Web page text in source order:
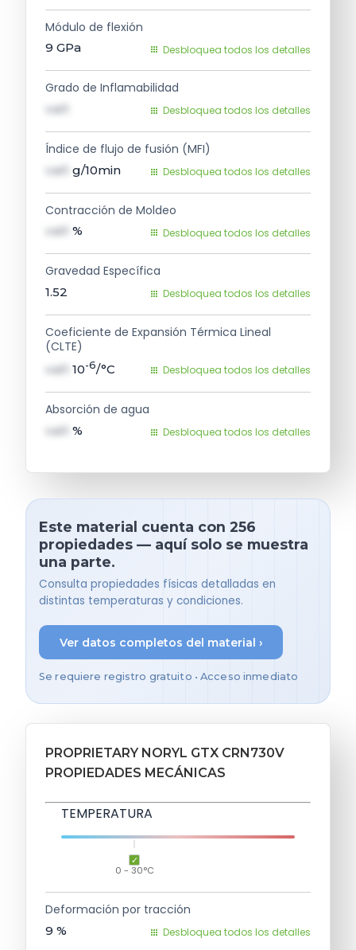
Módulo de flexión
9 GPa Desbloquea todos los detalles
Grado de Inflamabilidad
val1 Desbloquea todos los detalles
Índice de flujo de fusión (MFI)
val1 g/10min Desbloquea todos los detalles
Contracción de Moldeo
val1 % Desbloquea todos los detalles
Gravedad Específica
1.52 Desbloquea todos los detalles
Coeficiente de Expansión Térmica Lineal
(CLTE)
val1 10-6/°C Desbloquea todos los detalles
Absorción de agua
val1 % Desbloquea todos los detalles
Este material cuenta con 256
propiedades — aquí solo se muestra
una parte.
Consulta propiedades físicas detalladas en
distintas temperaturas y condiciones.
Ver datos completos del material ›
Se requiere registro gratuito • Acceso inmediato
PROPRIETARY NORYL GTX CRN730V
PROPIEDADES MECÁNICAS
TEMPERATURA
0 - 30°C
Deformación por tracción
9 % Desbloquea todos los detalles